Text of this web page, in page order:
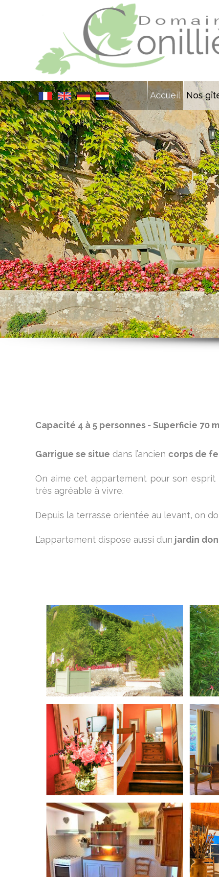
Accueil Nos
Capacité 4 à 5 personnes - Superficie 70
Garrigue se situe dans l’ancien corps de
On aime cet appartement pour son
très agréable à vivre.
Depuis la terrasse orientée au levant, on
L’appartement dispose aussi d’un jardin